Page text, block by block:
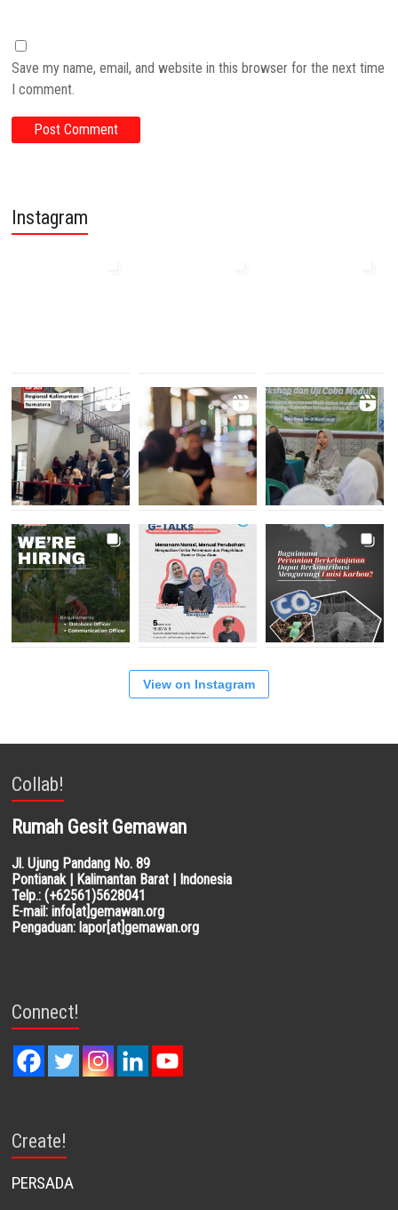
Save my name, email, and website in this browser for the next time
I comment.
Instagram
View on Instagram
Collab!
Rumah Gesit Gemawan
Jl. Ujung Pandang No. 89
Pontianak | Kalimantan Barat | Indonesia
Telp.: (+62561)5628041
E-mail: info[at]gemawan.org
Pengaduan: lapor[at]gemawan.org
Connect!
Create!
PERSADA